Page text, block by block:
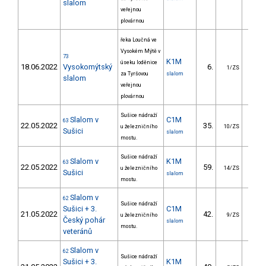
slalom
veřejnou
plovárnou
18.06.2022
73
Vysokomýtský
slalom
řeka Loučná ve
Vysokém Mýtě v
úseku loděnice
za Tyršovou
veřejnou
plovárnou
K1M
slalom
6. 1/ZS
22.05.2022
63 Slalom v
Sušici
Sušice nádraží
u železničního
mostu.
C1M
slalom
35. 10/ZS
22.05.2022
63 Slalom v
Sušici
Sušice nádraží
u železničního
mostu.
K1M
slalom
59. 14/ZS
21.05.2022
62 Slalom v
Sušici + 3.
Český pohár
veteránů
Sušice nádraží
u železničního
mostu.
C1M
slalom
42. 9/ZS
62 Slalom v
Sušici + 3.
Sušice nádraží
K1M